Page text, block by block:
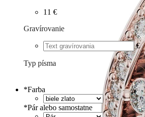
11 €
Gravírovanie
€
Typ písma
*Farba
*Pár alebo samostatne